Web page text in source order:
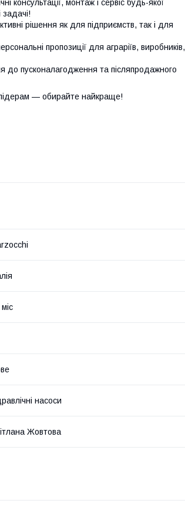
консультації, монтаж і сервіс будь-якої
рішення як для підприємств, так і для
пропозиції для аграріїв, виробників,
до пусконалагодження та післяпродажного
— обирайте найкраще!
насоси
Жовтова